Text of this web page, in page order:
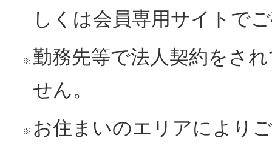
しくは会員専用サイトで
※ 勤務先等で法人契約をさ
せん。
※ お住まいのエリアにより